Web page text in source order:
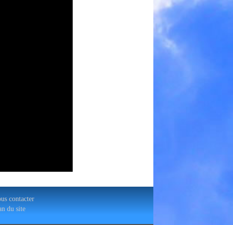
contacter
du site